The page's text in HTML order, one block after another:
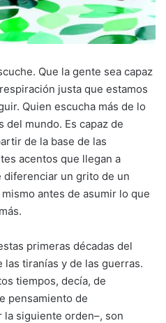
Que la gente sea capaz
justa que estamos
Quien escucha más de lo
del mundo. Es capaz de
de la base de las
acentos que llegan a
un grito de un
antes de asumir lo que
primeras décadas del
tiranías y de las guerras.
tiempos, decía, de
pensamiento de
siguiente orden–, son